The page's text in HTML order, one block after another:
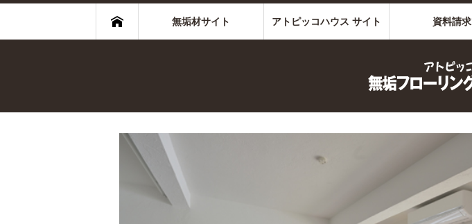
無垢材サイト アトピッコハウス サイト 資料請求